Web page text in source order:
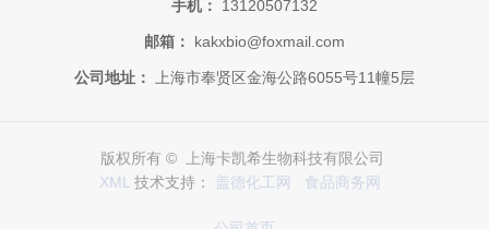
手机： 13120507132
邮箱： kakxbio@foxmail.com
公司地址： 上海市奉贤区金海公路6055号11幢5层
版权所有 © 上海卡凯希生物科技有限公司
XML 技术支持： 盖德化工网 食品商务网